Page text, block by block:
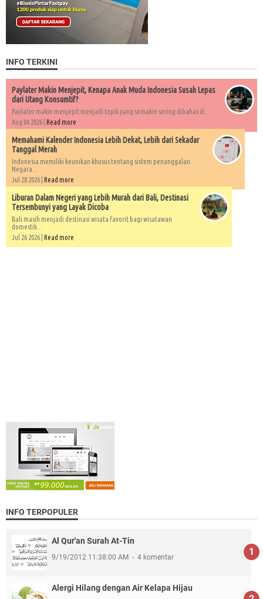
INFO TERKINI
Paylater Makin Menjepit, Kenapa Anak Muda Indonesia Susah Lepas
dari Utang Konsumtif?
Paylater makin menjepit menjadi topik yang semakin sering dibahas di...
Aug 04 2026 | Read more
Memahami Kalender Indonesia Lebih Dekat, Lebih dari Sekadar
Tanggal Merah
Indonesia memiliki keunikan khusus tentang sistem penanggalan.
Negara...
Jul 28 2026 | Read more
Liburan Dalam Negeri yang Lebih Murah dari Bali, Destinasi
Tersembunyi yang Layak Dicoba
Bali masih menjadi destinasi wisata favorit bagi wisatawan
domestik...
Jul 26 2026 | Read more
INFO TERPOPULER
Al Qur'an Surah At-Tin
9/19/2012 11:38:00 AM 4 komentar
Alergi Hilang dengan Air Kelapa Hijau